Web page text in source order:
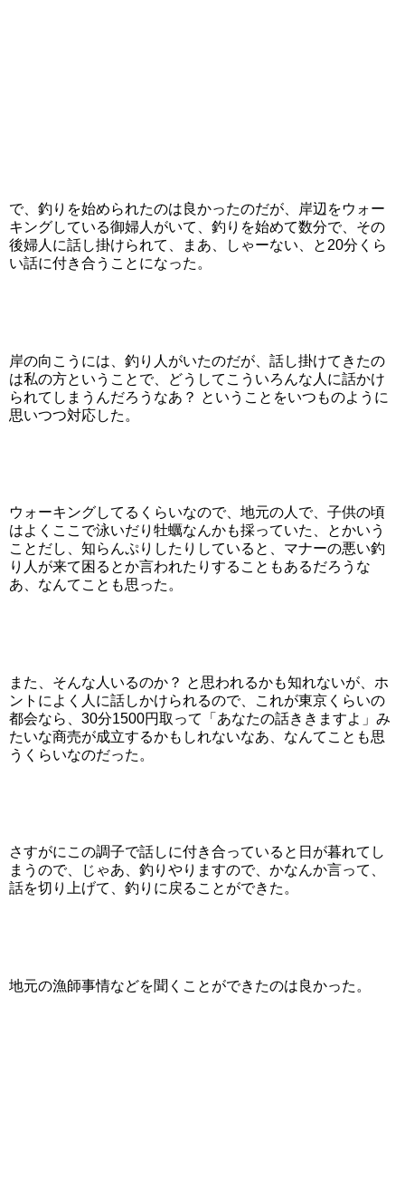
で、釣りを始められたのは良かったのだが、岸辺をウォー
キングしている御婦人がいて、釣りを始めて数分で、その
後婦人に話し掛けられて、まあ、しゃーない、と20分くら
い話に付き合うことになった。
岸の向こうには、釣り人がいたのだが、話し掛けてきたの
は私の方ということで、どうしてこういろんな人に話かけ
られてしまうんだろうなあ？ ということをいつものように
思いつつ対応した。
ウォーキングしてるくらいなので、地元の人で、子供の頃
はよくここで泳いだり牡蠣なんかも採っていた、とかいう
ことだし、知らんぷりしたりしていると、マナーの悪い釣
り人が来て困るとか言われたりすることもあるだろうな
あ、なんてことも思った。
また、そんな人いるのか？ と思われるかも知れないが、ホ
ントによく人に話しかけられるので、これが東京くらいの
都会なら、30分1500円取って「あなたの話ききますよ」み
たいな商売が成立するかもしれないなあ、なんてことも思
うくらいなのだった。
さすがにこの調子で話しに付き合っていると日が暮れてし
まうので、じゃあ、釣りやりますので、かなんか言って、
話を切り上げて、釣りに戻ることができた。
地元の漁師事情などを聞くことができたのは良かった。